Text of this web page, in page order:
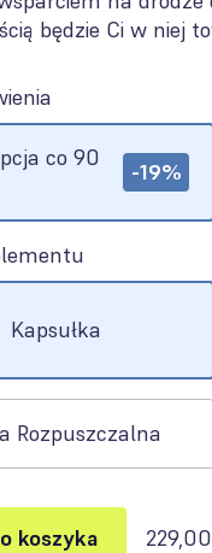
będzie Ci w niej
co 90
-19%
Kapsułka
Rozpuszczalna
koszyka